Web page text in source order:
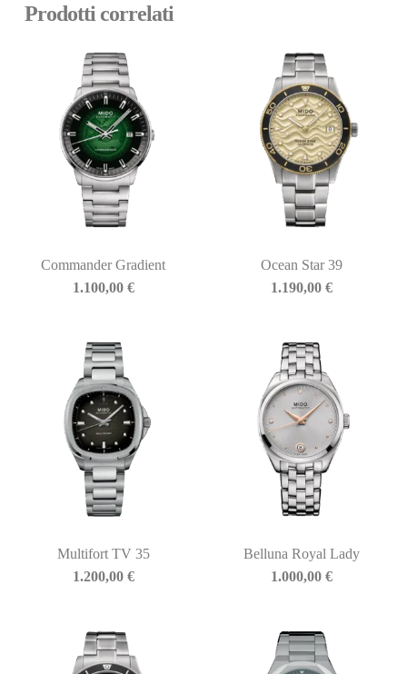
Prodotti correlati
Commander Gradient
1.100,00 €
Ocean Star 39
1.190,00€
Multifort TV 35
1.200,00 €
Belluna Royal Lady
1.000,00€